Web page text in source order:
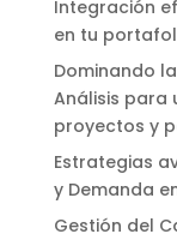
Integración
en tu
Dominando
Análisis para
proyectos y
Estrategias
y Demanda
Gestión del